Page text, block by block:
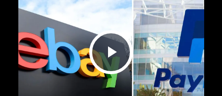
Play Video